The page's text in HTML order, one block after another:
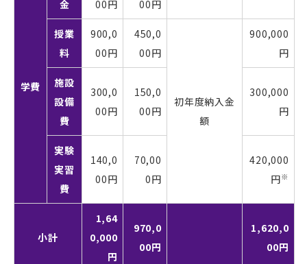
学費
金
00円
00円
授業
料
900,0
00円
450,0
00円
初年度納入金
額
900,000
円
施設
設備
費
300,0
00円
150,0
00円
300,000
円
実験
実習
費
140,0
00円
70,00
0円
420,000
円※
小計
1,64
0,000
円
970,0
00円
1,620,0
00円